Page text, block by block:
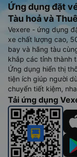
Ứng dụng đặt
Tàu hoả và
Vexere - ứng dụng
xe chất lượng cao,
bay và hãng tàu
khắp các tỉnh thành
Ứng dụng hiển thị
tiện ích giúp người
chuyển tiết kiệm,
Tải ứng dụng